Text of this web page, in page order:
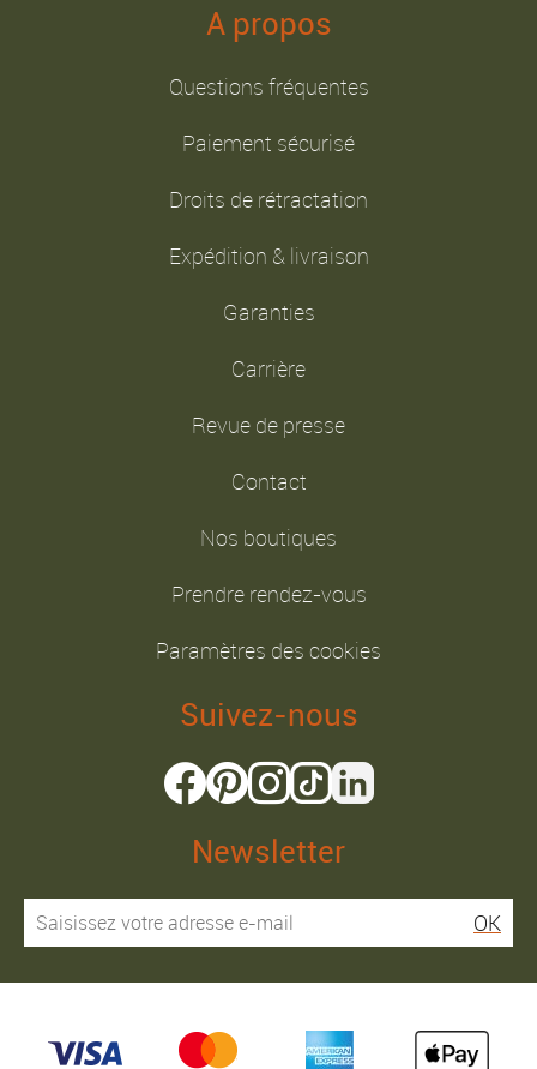
A propos
Questions fréquentes
Paiement sécurisé
Droits de rétractation
Expédition & livraison
Garanties
Carrière
Revue de presse
Contact
Nos boutiques
Prendre rendez-vous
Paramètres des cookies
Suivez-nous
Newsletter
OK